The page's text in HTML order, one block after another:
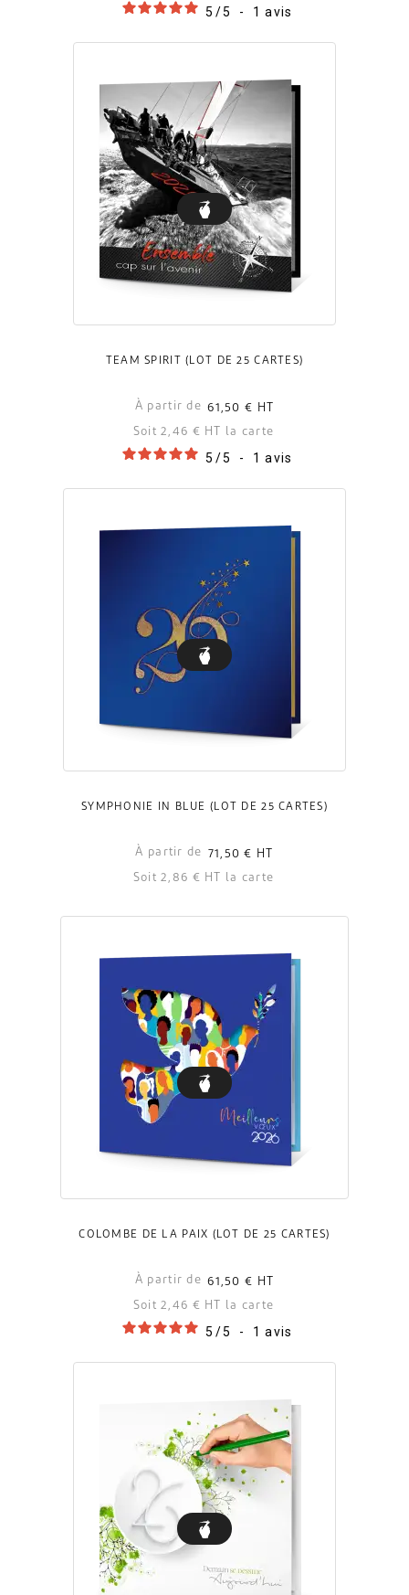
5 /5 - 1avis
TEAM SPIRIT (LOT DE 25 CARTES)
À partir de 61,50 €
HT
Soit 2,46 € HT la carte
5 /5 - 1avis
SYMPHONIE IN BLUE (LOT DE 25 CARTES)
À partir de 71,50 €
HT
Soit 2,86 € HT la carte
COLOMBE DE LA PAIX (LOT DE 25 CARTES)
À partir de 61,50 €
HT
Soit 2,46 € HT la carte
5 /5 - 1avis